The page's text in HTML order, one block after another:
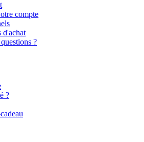
compte
d'achat
?
?